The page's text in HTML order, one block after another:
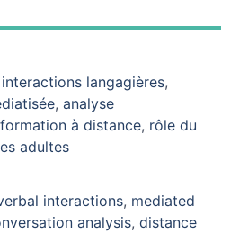
interactions langagières,
, analyse
formation à distance, rôle du
adultes
interactions, mediated
analysis, distance